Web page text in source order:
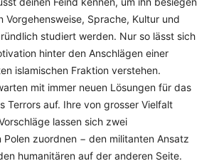
Vorgehensweise, Sprache, Kultur und
studiert werden. Nur so lässt sich
hinter den Anschlägen einer
islamischen Fraktion verstehen.
mit immer neuen Lösungen für das
Terrors auf. Ihre von grosser Vielfalt
lassen sich zwei
zuordnen − den militanten Ansatz
humanitären auf der anderen Seite.